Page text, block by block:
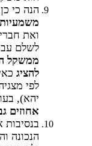
הנה כי
ואת
לשלם
ממשקל
להציג
יהא),
אחוזים
הנכונה